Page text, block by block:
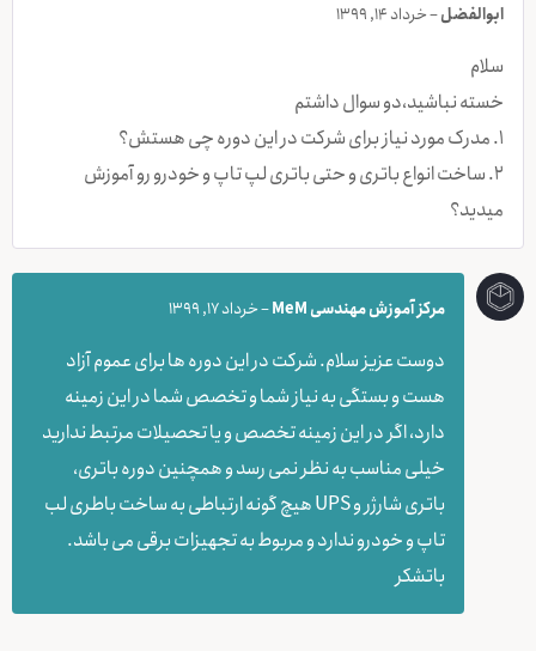
ابوالفضل–خرداد 14, 1399
سلام
خسته نباشید،دو سوال داشتم
۱. مدرک مورد نیاز برای شرکت در این دوره چی هستش؟
۲. ساخت انواع باتری و حتی باتری لپ تاپ و خودرو رو آموزش
میدید؟
مرکز آموزش مهندسی MeM –خرداد 17, 1399
دوست عزیز سلام. شرکت در این دوره ها برای عموم آزاد
هست و بستگی به نیاز شما و تخصص شما در این زمینه
دارد، اگر در این زمینه تخصص و یا تحصیلات مرتبط ندارید
خیلی مناسب به نظر نمی رسد و همچنین دوره باتری،
باتری شارژر و UPS هیچ گونه ارتباطی به ساخت باطری لب
تاپ و خودرو ندارد و مربوط به تجهیزات برقی می باشد.
باتشکر